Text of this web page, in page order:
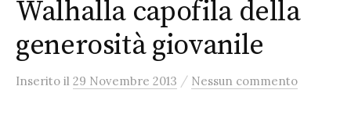
Walhalla capofila della
generosità giovanile
Inserito il 29 Novembre 2013 / Nessun commento